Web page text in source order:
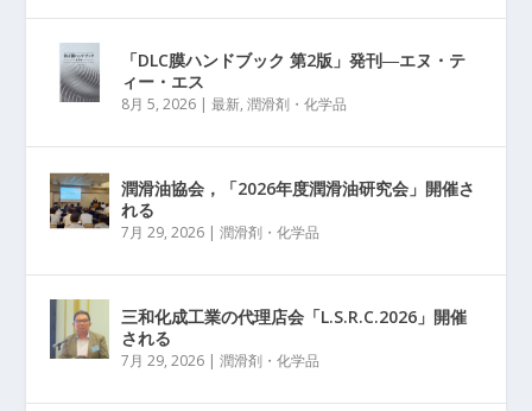
「DLC膜ハンドブック 第2版」発刊―エヌ・テ
ィー・エス
8月 5, 2026 |最新,潤滑剤・化学品
潤滑油協会，「2026年度潤滑油研究会」開催さ
れる
7月 29, 2026 |潤滑剤・化学品
三和化成工業の代理店会「L.S.R.C.2026」開催
される
7月 29, 2026 |潤滑剤・化学品